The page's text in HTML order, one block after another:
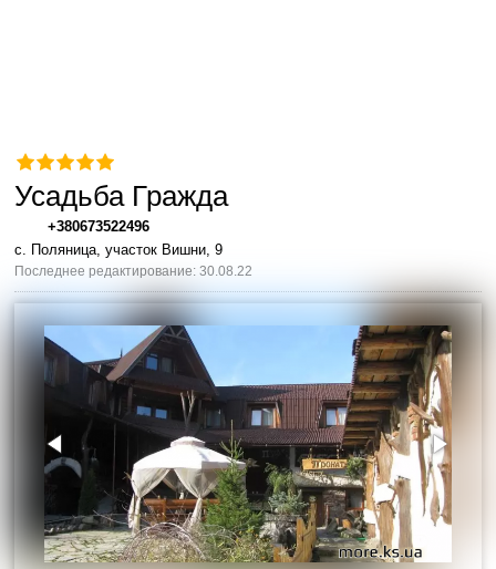
Усадьба Гражда
+380673522496
с. Поляница, участок Вишни, 9
Последнее редактирование: 30.08.22